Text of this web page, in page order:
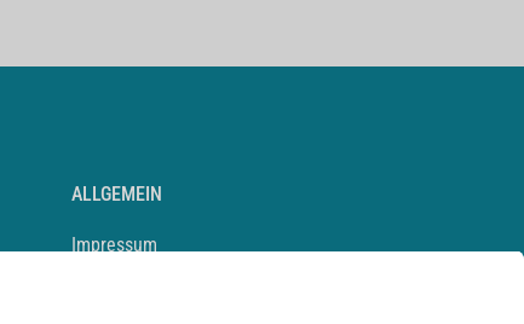
ALLGEMEIN
Impressum